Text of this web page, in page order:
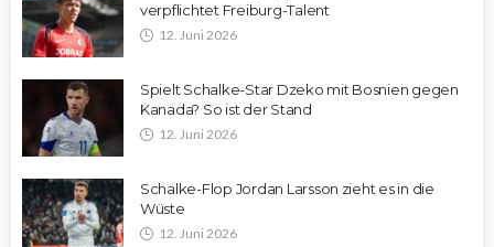
verpflichtet Freiburg-Talent
12. Juni 2026
Spielt Schalke-Star Dzeko mit Bosnien gegen
Kanada? So ist der Stand
12. Juni 2026
Schalke-Flop Jordan Larsson zieht es in die
Wüste
12. Juni 2026